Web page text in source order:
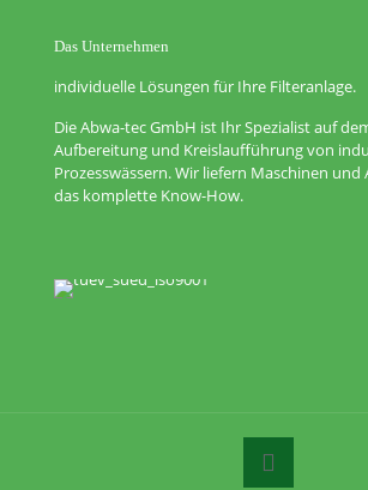
Das Unternehmen
individuelle Lösungen für Ihre Filteranlage.
Die Abwa-tec GmbH ist Ihr Spezialist auf
Aufbereitung und Kreislaufführung von
Prozesswässern. Wir liefern Maschinen und
das komplette Know-How.